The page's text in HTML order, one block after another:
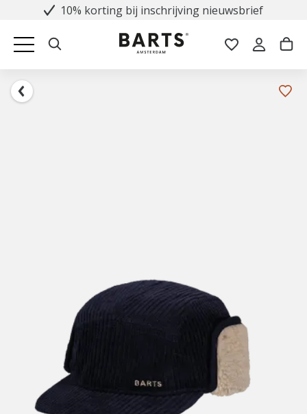
10% korting bij inschrijving nieuwsbrief